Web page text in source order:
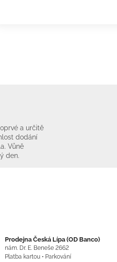
a určitě
dodání
Vůně
den.
Prodejna Česká Lípa (OD Banco)
nám. Dr. E. Beneše 2662
Platba kartou • Parkování